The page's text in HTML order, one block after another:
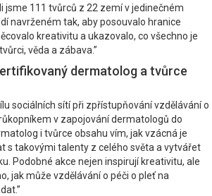
jsme 111 tvůrců z 22 zemí v jedinečném
navrženém tak, aby posouvalo hranice
kreativitu a ukazovalo, co všechno je
věda a zábava.”
dermatolog a tvůrce
sociálních sítí při zpřístupňování vzdělávání o
v zapojování dermatologů do
i tvůrce obsahu vím, jak vzácná je
s takovými talenty z celého světa a vytvářet
Podobné akce nejen inspirují kreativitu, ale
jak může vzdělávání o péči o pleť na